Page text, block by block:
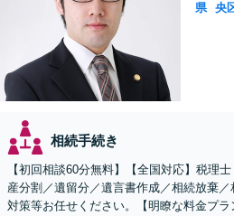
県
央
相続手続き
【初回相談60分無料】【全国対応】税理
産分割／遺留分／遺言書作成／相続放棄
対策等お任せください。【明瞭な料金プ